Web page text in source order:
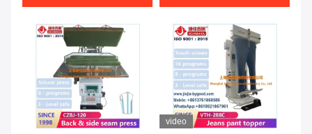
video